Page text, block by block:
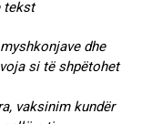
dhe
si të shpëtohet
vaksinim kundër